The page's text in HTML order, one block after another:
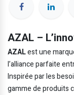
AZAL –
AZALest une
l’alliance parfaite
Inspirée par les
gamme de produits